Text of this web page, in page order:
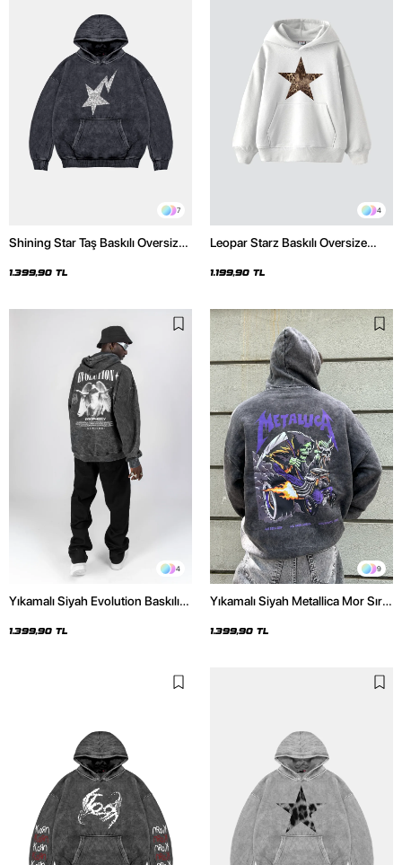
7
Shining Star Taş Baskılı Oversize
Hoodie
1.399,90 TL
4
Leopar Starz Baskılı Oversize
1.199,90 TL
4
Yıkamalı Siyah Evolution Baskılı
Hoodie
1.399,90 TL
9
Yıkamalı Siyah Metallica Mor Sırt
Hoodie
1.399,90 TL